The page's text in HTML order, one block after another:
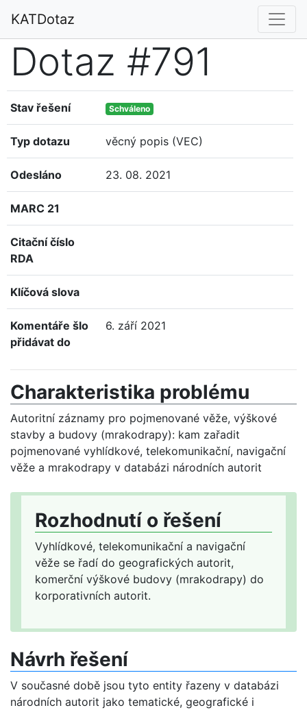
KATDotaz
Dotaz #791
Stav řešení Schváleno
Typ dotazu věcný popis (VEC)
Odesláno 23. 08. 2021
MARC 21
Citační číslo
RDA
Klíčová slova
Komentáře šlo
přidávat do
6. září 2021
Charakteristika problému
Autoritní záznamy pro pojmenované věže, výškové
stavby a budovy (mrakodrapy): kam zařadit
pojmenované vyhlídkové, telekomunikační, navigační
věže a mrakodrapy v databázi národních autorit
Rozhodnutí o řešení
Vyhlídkové, telekomunikační a navigační
věže se řadí do geografických autorit,
komerční výškové budovy (mrakodrapy) do
korporativních autorit.
Návrh řešení
V současné době jsou tyto entity řazeny v databázi
národních autorit jako tematické, geografické i